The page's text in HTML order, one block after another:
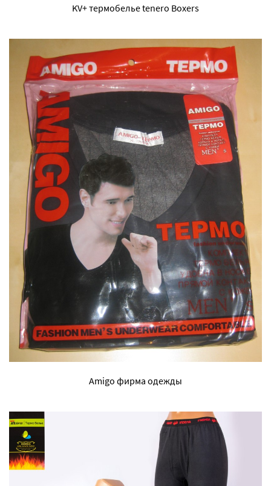
KV+ термобелье tenero Boxers
Amigo фирма одежды